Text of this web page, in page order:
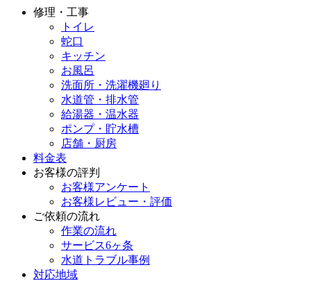
修理・工事
トイレ
蛇口
キッチン
お風呂
洗面所・洗濯機廻り
水道管・排水管
給湯器・温水器
ポンプ・貯水槽
店舗・厨房
料金表
お客様の評判
お客様アンケート
お客様レビュー・評価
ご依頼の流れ
作業の流れ
サービス6ヶ条
水道トラブル事例
対応地域